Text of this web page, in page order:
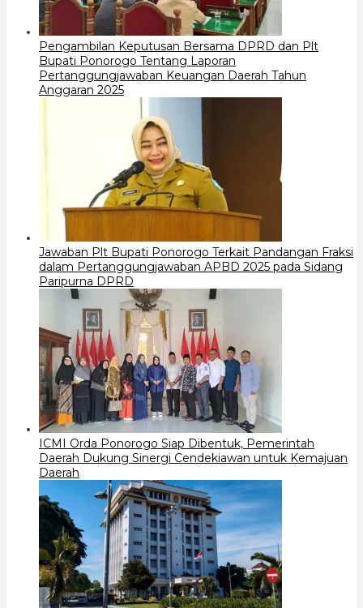
Pengambilan Keputusan Bersama DPRD dan Plt
Bupati Ponorogo Tentang Laporan
Pertanggungjawaban Keuangan Daerah Tahun
Anggaran 2025
Jawaban Plt Bupati Ponorogo Terkait Pandangan Fraksi
dalam Pertanggungjawaban APBD 2025 pada Sidang
Paripurna DPRD
ICMI Orda Ponorogo Siap Dibentuk, Pemerintah
Daerah Dukung Sinergi Cendekiawan untuk Kemajuan
Daerah